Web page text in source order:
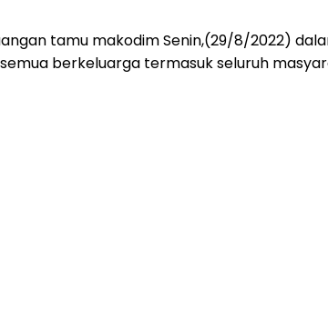
tamu makodim Senin,(29/8/2022)
berkeluarga termasuk seluruh